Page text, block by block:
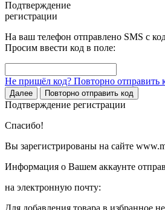
Подтверждение
регистрации
На ваш телефон отправлено SMS с
Просим ввести код в поле:
Не пришёл код? Повторно отправить
Далее Повторно отправить код
Подтверждение регистрации
Спасибо!
Вы зарегистрированы на сайте
Информация о Вашем аккаунте
на электронную почту:
Для добавления товара в избранное